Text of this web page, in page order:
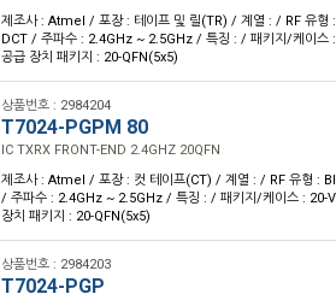
제조사 : Atmel / 포장 : 테이프 및 릴(TR) / 계열 : / RF 유
DCT / 주파수 : 2.4GHz ~ 2.5GHz / 특징 : / 패키지/케이스
공급 장치 패키지 : 20-QFN(5x5)
상품번호 : 2984204
T7024-PGPM 80
IC TXRX FRONT-END 2.4GHZ 20QFN
제조사 : Atmel / 포장 : 컷 테이프(CT) / 계열 : / RF 유형 :
/ 주파수 : 2.4GHz ~ 2.5GHz / 특징 : / 패키지/케이스 : 20-
장치 패키지 : 20-QFN(5x5)
상품번호 : 2984203
T7024-PGP